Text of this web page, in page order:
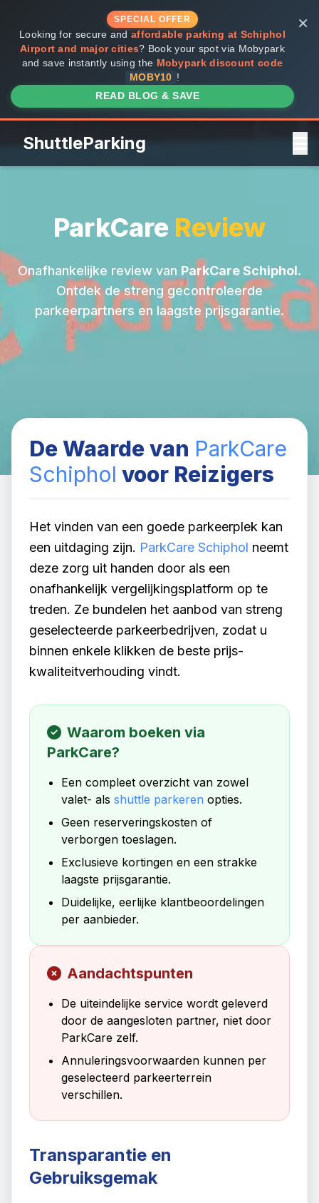
SPECIAL OFFER
Looking for secure and affordable parking at Schiphol
Airport and major cities? Book your spot via Mobypark
and save instantly using the Mobypark discount code
MOBY10 !
READ BLOG & SAVE
×
ShuttleParking
ParkCare Review
Onafhankelijke review van ParkCare Schiphol.
Ontdek de streng gecontroleerde
parkeerpartners en laagste prijsgarantie.
De Waarde van ParkCare
Schiphol voor Reizigers
Het vinden van een goede parkeerplek kan
een uitdaging zijn. ParkCare Schiphol neemt
deze zorg uit handen door als een
onafhankelijk vergelijkingsplatform op te
treden. Ze bundelen het aanbod van streng
geselecteerde parkeerbedrijven, zodat u
binnen enkele klikken de beste prijs-
kwaliteitverhouding vindt.
Waarom boeken via
ParkCare?
Een compleet overzicht van zowel
valet- als shuttle parkeren opties.
Geen reserveringskosten of
verborgen toeslagen.
Exclusieve kortingen en een strakke
laagste prijsgarantie.
Duidelijke, eerlijke klantbeoordelingen
per aanbieder.
Aandachtspunten
De uiteindelijke service wordt geleverd
door de aangesloten partner, niet door
ParkCare zelf.
Annuleringsvoorwaarden kunnen per
geselecteerd parkeerterrein
verschillen.
Transparantie en
Gebruiksgemak